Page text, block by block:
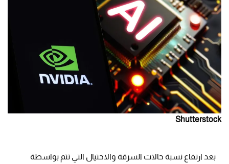
Shutterstock
بعد ارتفاع نسبة حالات السرقة والاحتيال التي تتم بواسطة